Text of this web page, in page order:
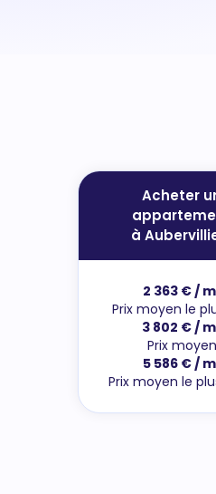
Acheter
à
2 363 € /
Prix moyen le
3 802 € /
Prix moyen
5 586 € /
Prix moyen le